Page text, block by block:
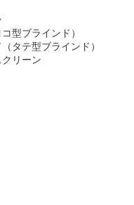
型ブラインド）
タテ型ブラインド）
リーン